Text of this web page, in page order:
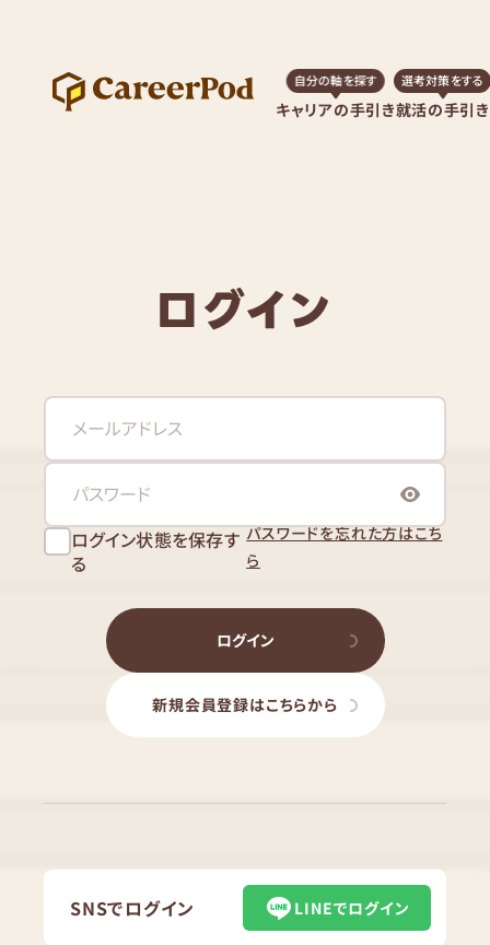
キャリアの手引き
自分の軸を探す
就活の手引き
選考対策をする
ログイン
ログイン状態を保存す
る
パスワードを忘れた方はこち
ら
ログイン
新規会員登録はこちらから
SNSでログイン LINEでログイン